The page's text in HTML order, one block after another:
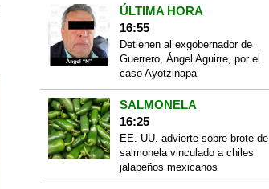
ÚLTIMA HORA
16:55
Detienen al exgobernador de
Guerrero, Ángel Aguirre, por el
caso Ayotzinapa
SALMONELA
16:25
EE. UU. advierte sobre brote de
salmonela vinculado a chiles
jalapeños mexicanos